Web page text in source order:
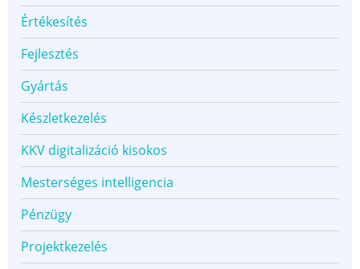
Értékesítés
Fejlesztés
Gyártás
Készletkezelés
KKV digitalizáció kisokos
Mesterséges intelligencia
Pénzügy
Projektkezelés